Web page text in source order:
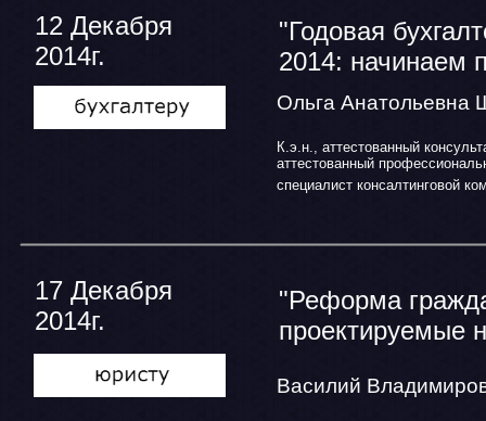
12 Декабря
2014г.
"Годовая
2014: начинаем
Ольга
К.э.н., аттестованный
аттестованный
специалист консалтинговой
17 Декабря
2014г.
"Реформа
проектируемые
Василий